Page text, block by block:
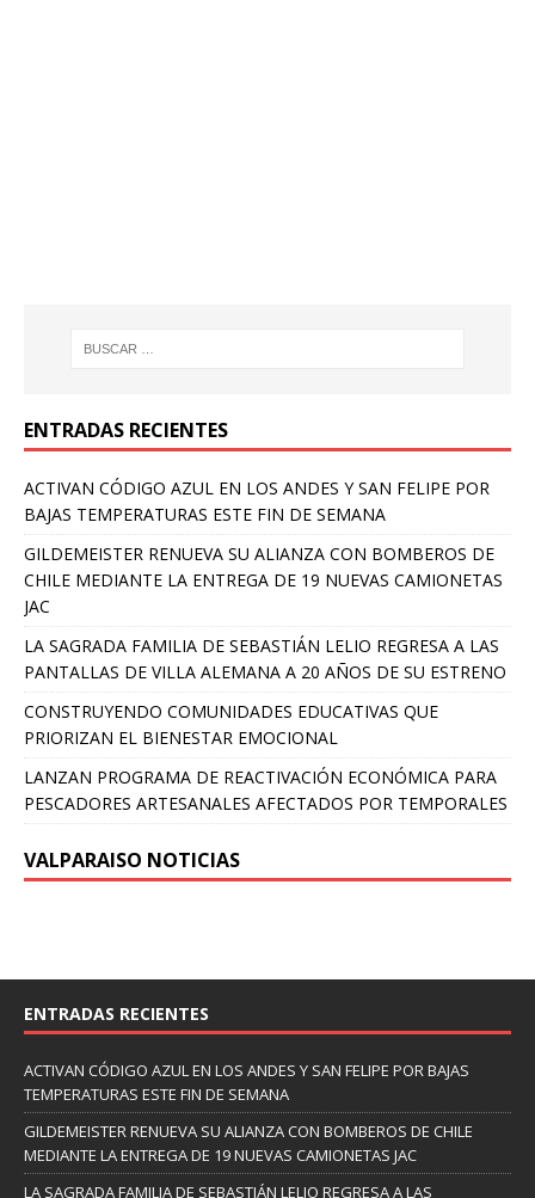
ENTRADAS RECIENTES
ACTIVAN CÓDIGO AZUL EN LOS ANDES Y SAN FELIPE POR
BAJAS TEMPERATURAS ESTE FIN DE SEMANA
GILDEMEISTER RENUEVA SU ALIANZA CON BOMBEROS DE
CHILE MEDIANTE LA ENTREGA DE 19 NUEVAS CAMIONETAS
JAC
LA SAGRADA FAMILIA DE SEBASTIÁN LELIO REGRESA A LAS
PANTALLAS DE VILLA ALEMANA A 20 AÑOS DE SU ESTRENO
CONSTRUYENDO COMUNIDADES EDUCATIVAS QUE
PRIORIZAN EL BIENESTAR EMOCIONAL
LANZAN PROGRAMA DE REACTIVACIÓN ECONÓMICA PARA
PESCADORES ARTESANALES AFECTADOS POR TEMPORALES
VALPARAISO NOTICIAS
ENTRADAS RECIENTES
ACTIVAN CÓDIGO AZUL EN LOS ANDES Y SAN FELIPE POR BAJAS
TEMPERATURAS ESTE FIN DE SEMANA
GILDEMEISTER RENUEVA SU ALIANZA CON BOMBEROS DE CHILE
MEDIANTE LA ENTREGA DE 19 NUEVAS CAMIONETAS JAC
LA SAGRADA FAMILIA DE SEBASTIÁN LELIO REGRESA A LAS